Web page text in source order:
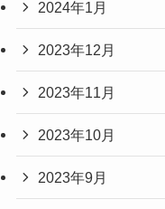
2024年1月
2023年12月
2023年11月
2023年10月
2023年9月